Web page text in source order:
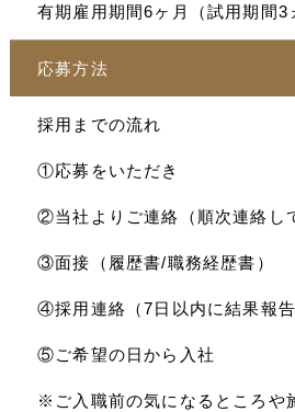
有期雇用期間6ヶ月（試用期間3
応募方法
採用までの流れ
①応募をいただき
②当社よりご連絡（順次連絡し
③面接（履歴書/職務経歴書）
④採用連絡（7日以内に結果報告
⑤ご希望の日から入社
※ご入職前の気になるところや